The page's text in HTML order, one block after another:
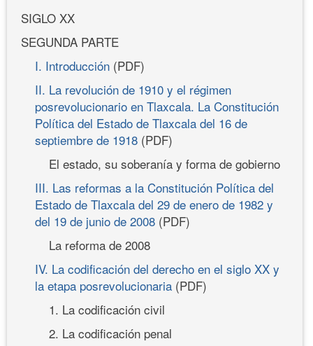
SIGLO XX
SEGUNDA PARTE
I. Introducción (PDF)
II. La revolución de 1910 y el régimen
posrevolucionario en Tlaxcala. La Constitución
Política del Estado de Tlaxcala del 16 de
septiembre de 1918 (PDF)
El estado, su soberanía y forma de gobierno
III. Las reformas a la Constitución Política del
Estado de Tlaxcala del 29 de enero de 1982 y
del 19 de junio de 2008 (PDF)
La reforma de 2008
IV. La codificación del derecho en el siglo XX y
la etapa posrevolucionaria (PDF)
1. La codificación civil
2. La codificación penal